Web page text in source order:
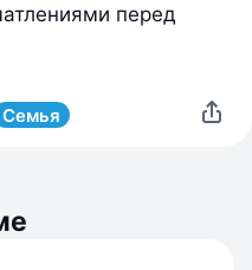
перед
Семья